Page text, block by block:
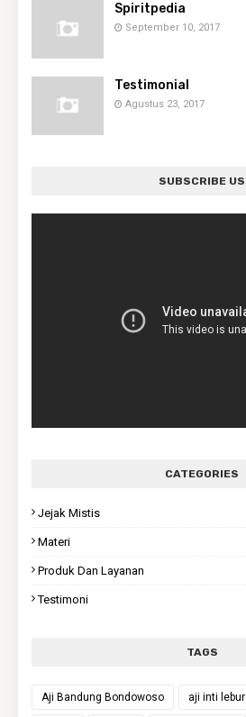
Spiritpedia
September 10, 2017
Testimonial
Agustus 23, 2017
SUBSCRIBE US
CATEGORIES
Jejak Mistis
Materi
Produk Dan Layanan
Testimoni
TAGS
Aji Bandung Bondowoso aji inti